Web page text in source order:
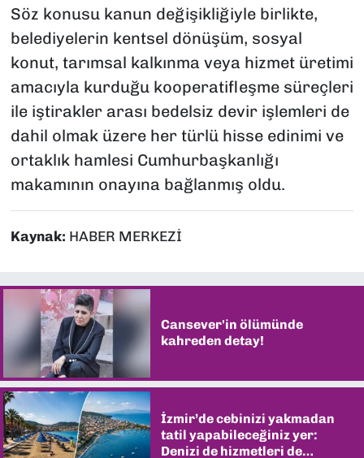
Söz konusu kanun değişikliğiyle birlikte,
belediyelerin kentsel dönüşüm, sosyal
konut, tarımsal kalkınma veya hizmet üretimi
amacıyla kurduğu kooperatifleşme süreçleri
ile iştirakler arası bedelsiz devir işlemleri de
dahil olmak üzere her türlü hisse edinimi ve
ortaklık hamlesi Cumhurbaşkanlığı
makamının onayına bağlanmış oldu.
Kaynak: HABER MERKEZİ
Cansever'in ölümünde
kahreden detay!
İzmir’de cebinizi yakmadan
tatil yapabileceğiniz yer:
Denizi de hizmetleri de